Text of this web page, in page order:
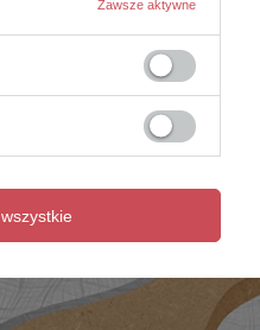
Zawsze aktywne